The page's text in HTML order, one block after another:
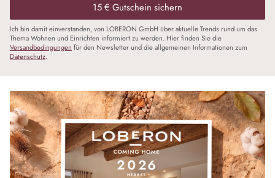
15 € Gutschein sichern
Ich bin damit einverstanden, von LOBERON GmbH über aktuelle Trends rund um das
Thema Wohnen und Einrichten informiert zu werden. Hier finden Sie die
Versandbedingungen für den Newsletter und die allgemeinen Informationen zum
Datenschutz.